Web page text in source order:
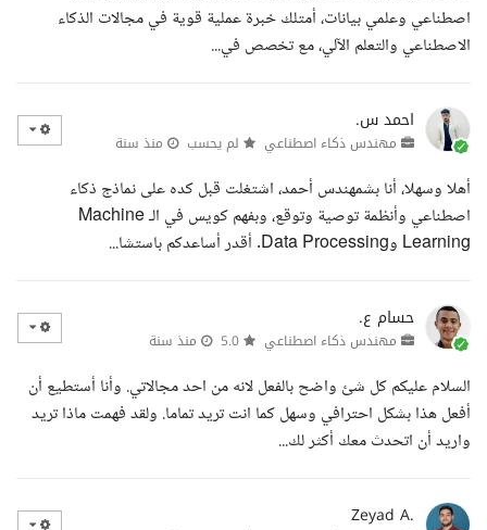
اصطناعي وعلمي بيانات، أمتلك خبرة عملية قوية في مجالات الذكاء
الاصطناعي والتعلم الآلي، مع تخصص في...
احمد س.
مهندس ذكاء اصطناعي لم يحسب منذ سنة
أهلا وسهلا، أنا بشمهندس أحمد، اشتغلت قبل كده على نماذج ذكاء
اصطناعي وأنظمة توصية وتوقع، وبفهم كويس في الـ Machine
Learning وData Processing. أقدر أساعدكم باستشا...
حسام ع.
مهندس ذكاء اصطناعي منذ سنة
السلام عليكم كل شئ واضح بالفعل لانه من احد مجالاتي. وأنا أستطيع أن
أفعل هذا بشكل احترافي وسهل كما انت تريد تماما. ولقد فهمت ماذا تريد
واريد أن اتحدث معك أكثر لك...
Zeyad A.